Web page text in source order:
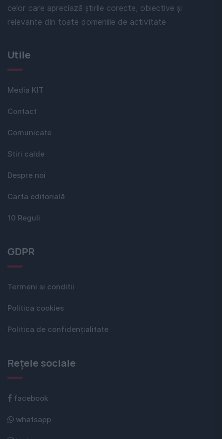
celor care apreciază știrile corecte, obiective și
relevante din toate domeniile de activitate
Utile
Media KIT
Contact
Comunicate
Stiri calde
Despre noi
Carta editorială
10 Reguli
GDPR
Termeni si conditii
Politica cookies
Politica de confidențialitate
Rețele sociale
facebook
whatsapp